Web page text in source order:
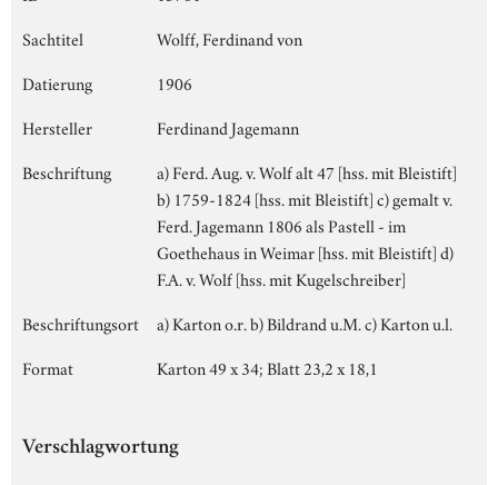
Sachtitel
Wolff, Ferdinand von
Datierung
1906
Hersteller
Ferdinand Jagemann
Beschriftung
a) Ferd. Aug. v. Wolf alt 47 [hss. mit Bleistift]
b) 1759-1824 [hss. mit Bleistift] c) gemalt v.
Ferd. Jagemann 1806 als Pastell - im
Goethehaus in Weimar [hss. mit Bleistift] d)
F.A. v. Wolf [hss. mit Kugelschreiber]
Beschriftungsort
a) Karton o.r. b) Bildrand u.M. c) Karton u.l.
Format
Karton 49 x 34; Blatt 23,2 x 18,1
Verschlagwortung